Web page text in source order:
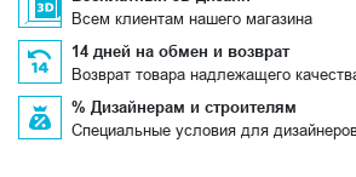
Всем клиентам нашего магазина
14 дней на обмен и возврат
Возврат товара надлежащего
% Дизайнерам и строителям
Специальные условия для